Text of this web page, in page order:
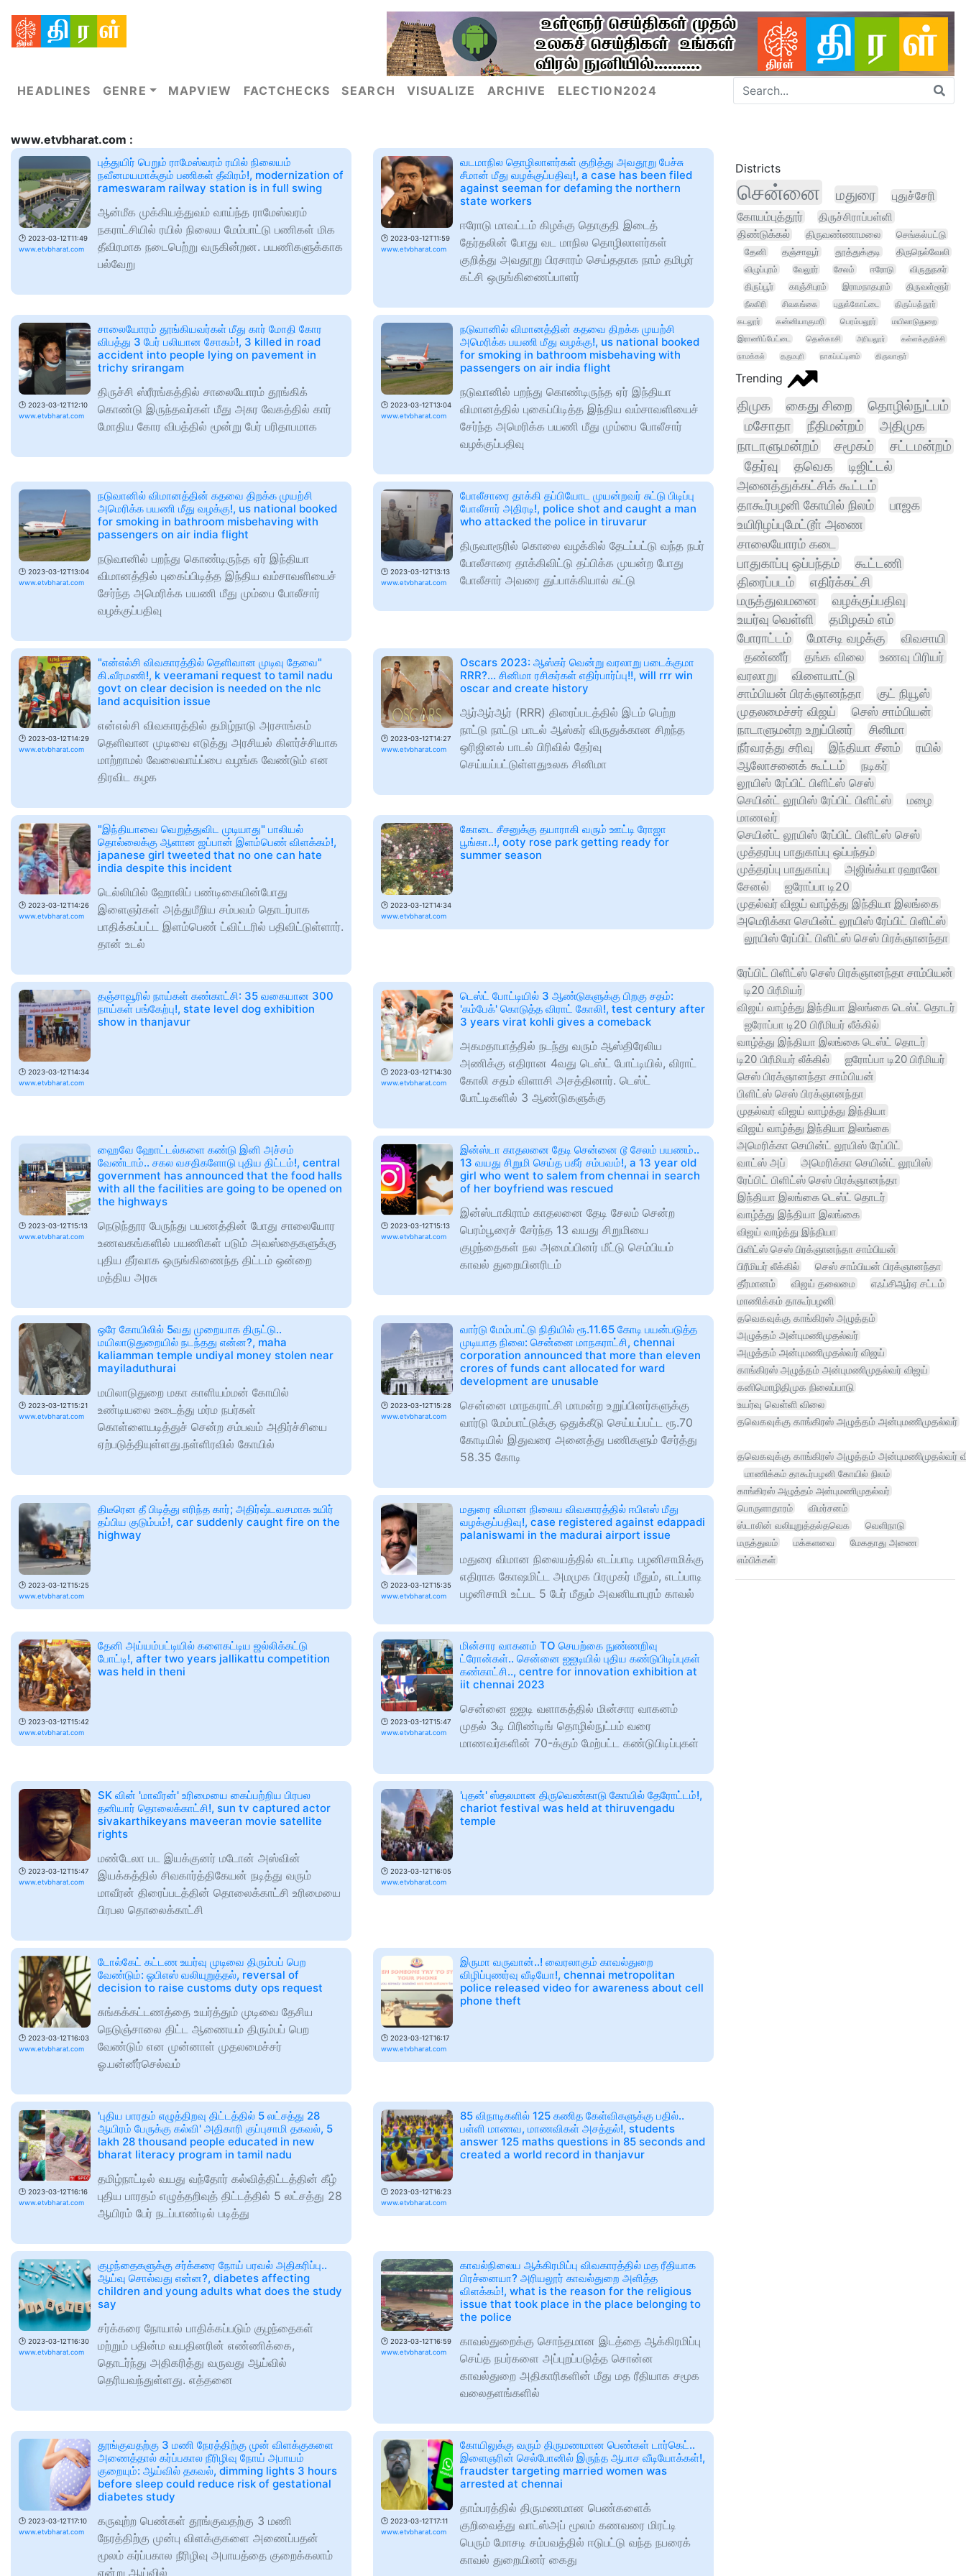
HEADLINES GENRE MAPVIEW FACTCHECKS SEARCH VISUALIZE ARCHIVE ELECTION2024
www.etvbharat.com :
🕑 2023-03-12T11:49
www.etvbharat.com
புத்துயிர் பெறும் ராமேஸ்வரம் ரயில் நிலையம்
நவீனமயமாக்கும் பணிகள் தீவிரம்!, modernization of
rameswaram railway station is in full swing
ஆன்மீக முக்கியத்துவம் வாய்ந்த ராமேஸ்வரம்
நகராட்சியில் ரயில் நிலைய மேம்பாட்டு பணிகள் மிக
தீவிரமாக நடைபெற்று வருகின்றன. பயணிகளுக்காக
பல்வேறு
🕑 2023-03-12T11:59
www.etvbharat.com
வடமாநில தொழிலாளர்கள் குறித்து அவதூறு பேச்சு
சீமான் மீது வழக்குப்பதிவு!, a case has been filed
against seeman for defaming the northern
state workers
ஈரோடு மாவட்டம் கிழக்கு தொகுதி இடைத்
தேர்தலின் போது வட மாநில தொழிலாளர்கள்
குறித்து அவதூறு பிரசாரம் செய்ததாக நாம் தமிழர்
கட்சி ஒருங்கிணைப்பாளர்
🕑 2023-03-12T12:10
www.etvbharat.com
சாலையோரம் தூங்கியவர்கள் மீது கார் மோதி கோர
விபத்து 3 பேர் பலியான சோகம்!, 3 killed in road
accident into people lying on pavement in
trichy srirangam
திருச்சி ஸ்ரீரங்கத்தில் சாலையோரம் தூங்கிக்
கொண்டு இருந்தவர்கள் மீது அசுர வேகத்தில் கார்
மோதிய கோர விபத்தில் மூன்று பேர் பரிதாபமாக
🕑 2023-03-12T13:04
www.etvbharat.com
நடுவானில் விமானத்தின் கதவை திறக்க முயற்சி
அமெரிக்க பயணி மீது வழக்கு!, us national booked
for smoking in bathroom misbehaving with
passengers on air india flight
நடுவானில் பறந்து கொண்டிருந்த ஏர் இந்தியா
விமானத்தில் புகைப்பிடித்த இந்திய வம்சாவளியைச்
சேர்ந்த அமெரிக்க பயணி மீது மும்பை போலீசார்
வழக்குப்பதிவு
🕑 2023-03-12T13:04
www.etvbharat.com
நடுவானில் விமானத்தின் கதவை திறக்க முயற்சி
அமெரிக்க பயணி மீது வழக்கு!, us national booked
for smoking in bathroom misbehaving with
passengers on air india flight
நடுவானில் பறந்து கொண்டிருந்த ஏர் இந்தியா
விமானத்தில் புகைப்பிடித்த இந்திய வம்சாவளியைச்
சேர்ந்த அமெரிக்க பயணி மீது மும்பை போலீசார்
வழக்குப்பதிவு
🕑 2023-03-12T13:13
www.etvbharat.com
போலீசாரை தாக்கி தப்பியோட முயன்றவர் சுட்டு பிடிப்பு
போலீசார் அதிரடி!, police shot and caught a man
who attacked the police in tiruvarur
திருவாரூரில் கொலை வழக்கில் தேடப்பட்டு வந்த நபர்
போலீசாரை தாக்கிவிட்டு தப்பிக்க முயன்ற போது
போலீசார் அவரை துப்பாக்கியால் சுட்டு
🕑 2023-03-12T14:29
www.etvbharat.com
"என்எல்சி விவகாரத்தில் தெளிவான முடிவு தேவை"
கி.வீரமணி!, k veeramani request to tamil nadu
govt on clear decision is needed on the nlc
land acquisition issue
என்எல்சி விவகாரத்தில் தமிழ்நாடு அரசாங்கம்
தெளிவான முடிவை எடுத்து அரசியல் கிளர்ச்சியாக
மாற்றாமல் வேலைவாய்ப்பை வழங்க வேண்டும் என
திரவிட கழக
🕑 2023-03-12T14:27
www.etvbharat.com
Oscars 2023: ஆஸ்கர் வென்று வரலாறு படைக்குமா
RRR?... சினிமா ரசிகர்கள் எதிர்பார்ப்பு!!, will rrr win
oscar and create history
ஆர்ஆர்ஆர் (RRR) திரைப்படத்தில் இடம் பெற்ற
நாட்டு நாட்டு பாடல் ஆஸ்கர் விருதுக்கான சிறந்த
ஒரிஜினல் பாடல் பிரிவில் தேர்வு
செய்யப்பட்டுள்ளதுஉலக சினிமா
🕑 2023-03-12T14:26
www.etvbharat.com
"இந்தியாவை வெறுத்துவிட முடியாது" பாலியல்
தொல்லைக்கு ஆளான ஜப்பான் இளம்பெண் விளக்கம்!,
japanese girl tweeted that no one can hate
india despite this incident
டெல்லியில் ஹோலிப் பண்டிகையின்போது
இளைஞர்கள் அத்துமீறிய சம்பவம் தொடர்பாக
பாதிக்கப்பட்ட இளம்பெண் ட்விட்டரில் பதிவிட்டுள்ளார்.
தான் உடல்
🕑 2023-03-12T14:34
www.etvbharat.com
கோடை சீசனுக்கு தயாராகி வரும் ஊட்டி ரோஜா
பூங்கா..!, ooty rose park getting ready for
summer season
🕑 2023-03-12T14:34
www.etvbharat.com
தஞ்சாவூரில் நாய்கள் கண்காட்சி: 35 வகையான 300
நாய்கள் பங்கேற்பு!, state level dog exhibition
show in thanjavur
🕑 2023-03-12T14:30
www.etvbharat.com
டெஸ்ட் போட்டியில் 3 ஆண்டுகளுக்கு பிறகு சதம்:
'கம்பேக்' கொடுத்த விராட் கோலி!, test century after
3 years virat kohli gives a comeback
அகமதாபாத்தில் நடந்து வரும் ஆஸ்திரேலிய
அணிக்கு எதிரான 4வது டெஸ்ட் போட்டியில், விராட்
கோலி சதம் விளாசி அசத்தினார். டெஸ்ட்
போட்டிகளில் 3 ஆண்டுகளுக்கு
🕑 2023-03-12T15:13
www.etvbharat.com
ஹைவே ஹோட்டல்களை கண்டு இனி அச்சம்
வேண்டாம்.. சகல வசதிகளோடு புதிய திட்டம்!, central
government has announced that the food halls
with all the facilities are going to be opened on
the highways
நெடுந்தூர பேருந்து பயணத்தின் போது சாலையோர
உணவகங்களில் பயணிகள் படும் அவஸ்தைகளுக்கு
புதிய தீர்வாக ஒருங்கிணைந்த திட்டம் ஒன்றை
மத்திய அரசு
🕑 2023-03-12T15:13
www.etvbharat.com
இன்ஸ்டா காதலனை தேடி சென்னை டூ சேலம் பயணம்..
13 வயது சிறுமி செய்த பகீர் சம்பவம்!, a 13 year old
girl who went to salem from chennai in search
of her boyfriend was rescued
இன்ஸ்டாகிராம் காதலனை தேடி சேலம் சென்ற
பெரம்பூரைச் சேர்ந்த 13 வயது சிறுமியை
குழந்தைகள் நல அமைப்பினர் மீட்டு செம்பியம்
காவல் துறையினரிடம்
🕑 2023-03-12T15:21
www.etvbharat.com
ஒரே கோயிலில் 5வது முறையாக திருட்டு..
மயிலாடுதுறையில் நடந்தது என்ன?, maha
kaliamman temple undiyal money stolen near
mayiladuthurai
மயிலாடுதுறை மகா காளியம்மன் கோயில்
உண்டியலை உடைத்து மர்ம நபர்கள்
கொள்ளையடித்துச் சென்ற சம்பவம் அதிர்ச்சியை
ஏற்படுத்தியுள்ளது.நள்ளிரவில் கோயில்
🕑 2023-03-12T15:28
www.etvbharat.com
வார்டு மேம்பாட்டு நிதியில் ரூ.11.65 கோடி பயன்படுத்த
முடியாத நிலை: சென்னை மாநகராட்சி, chennai
corporation announced that more than eleven
crores of funds cant allocated for ward
development are unusable
சென்னை மாநகராட்சி மாமன்ற உறுப்பினர்களுக்கு
வார்டு மேம்பாட்டுக்கு ஒதுக்கீடு செய்யப்பட்ட ரூ.70
கோடியில் இதுவரை அனைத்து பணிகளும் சேர்த்து
58.35 கோடி
🕑 2023-03-12T15:25
www.etvbharat.com
திடீரென தீ பிடித்து எரிந்த கார்; அதிர்ஷ்டவசமாக உயிர்
தப்பிய குடும்பம்!, car suddenly caught fire on the
highway
🕑 2023-03-12T15:35
www.etvbharat.com
மதுரை விமான நிலைய விவகாரத்தில் ஈபிஎஸ் மீது
வழக்குப்பதிவு!, case registered against edappadi
palaniswami in the madurai airport issue
மதுரை விமான நிலையத்தில் எடப்பாடி பழனிசாமிக்கு
எதிராக கோஷமிட்ட அமமுக பிரமுகர் மீதும், எடப்பாடி
பழனிசாமி உட்பட 5 பேர் மீதும் அவனியாபுரம் காவல்
🕑 2023-03-12T15:42
www.etvbharat.com
தேனி அய்யம்பட்டியில் களைகட்டிய ஜல்லிக்கட்டு
போட்டி!, after two years jallikattu competition
was held in theni
🕑 2023-03-12T15:47
www.etvbharat.com
மின்சார வாகனம் TO செயற்கை நுண்ணறிவு
ட்ரோன்கள்.. சென்னை ஐஐடியில் புதிய கண்டுபிடிப்புகள்
கண்காட்சி.., centre for innovation exhibition at
iit chennai 2023
சென்னை ஐஐடி வளாகத்தில் மின்சார வாகனம்
முதல் 3டி பிரிண்டிங் தொழில்நுட்பம் வரை
மாணவர்களின் 70-க்கும் மேற்பட்ட கண்டுபிடிப்புகள்
🕑 2023-03-12T15:47
www.etvbharat.com
SK வின் 'மாவீரன்' உரிமையை கைப்பற்றிய பிரபல
தனியார் தொலைக்காட்சி!, sun tv captured actor
sivakarthikeyans maveeran movie satellite
rights
மண்டேலா பட இயக்குனர் மடோன் அஸ்வின்
இயக்கத்தில் சிவகார்த்திகேயன் நடித்து வரும்
மாவீரன் திரைப்படத்தின் தொலைக்காட்சி உரிமையை
பிரபல தொலைக்காட்சி
🕑 2023-03-12T16:05
www.etvbharat.com
'புதன்' ஸ்தலமான திருவெண்காடு கோயில் தேரோட்டம்!,
chariot festival was held at thiruvengadu
temple
🕑 2023-03-12T16:03
www.etvbharat.com
டோல்கேட் கட்டண உயர்வு முடிவை திரும்பப் பெற
வேண்டும்: ஓபிஎஸ் வலியுறுத்தல், reversal of
decision to raise customs duty ops request
சுங்கக்கட்டணத்தை உயர்த்தும் முடிவை தேசிய
நெடுஞ்சாலை திட்ட ஆணையம் திரும்பப் பெற
வேண்டும் என முன்னாள் முதலமைச்சர்
ஓ.பன்னீர்செல்வம்
🕑 2023-03-12T16:17
www.etvbharat.com
இருமா வருவான்..! வைரலாகும் காவல்துறை
விழிப்புணர்வு வீடியோ!, chennai metropolitan
police released video for awareness about cell
phone theft
🕑 2023-03-12T16:16
www.etvbharat.com
'புதிய பாரதம் எழுத்திறவு திட்டத்தில் 5 லட்சத்து 28
ஆயிரம் பேருக்கு கல்வி' அதிகாரி குப்புசாமி தகவல், 5
lakh 28 thousand people educated in new
bharat literacy program in tamil nadu
தமிழ்நாட்டில் வயது வந்தோர் கல்வித்திட்டத்தின் கீழ்
புதிய பாரதம் எழுத்தறிவுத் திட்டத்தில் 5 லட்சத்து 28
ஆயிரம் பேர் நடப்பாண்டில் படித்து
🕑 2023-03-12T16:23
www.etvbharat.com
85 விநாடிகளில் 125 கணித கேள்விகளுக்கு பதில்..
பள்ளி மாணவ, மாணவிகள் அசத்தல்!, students
answer 125 maths questions in 85 seconds and
created a world record in thanjavur
🕑 2023-03-12T16:30
www.etvbharat.com
குழந்தைகளுக்கு சர்க்கரை நோய் பரவல் அதிகரிப்பு..
ஆய்வு சொல்வது என்ன?, diabetes affecting
children and young adults what does the study
say
சர்க்கரை நோயால் பாதிக்கப்படும் குழந்தைகள்
மற்றும் பதின்ம வயதினரின் எண்ணிக்கை,
தொடர்ந்து அதிகரித்து வருவது ஆய்வில்
தெரியவந்துள்ளது. எத்தனை
🕑 2023-03-12T16:59
www.etvbharat.com
காவல்நிலைய ஆக்கிரமிப்பு விவகாரத்தில் மத ரீதியாக
பிரச்னையா? அரியலூர் காவல்துறை அளித்த
விளக்கம்!, what is the reason for the religious
issue that took place in the place belonging to
the police
காவல்துறைக்கு சொந்தமான இடத்தை ஆக்கிரமிப்பு
செய்த நபர்களை அப்புறப்படுத்த சொன்ன
காவல்துறை அதிகாரிகளின் மீது மத ரீதியாக சமூக
வலைதளங்களில்
🕑 2023-03-12T17:10
www.etvbharat.com
தூங்குவதற்கு 3 மணி நேரத்திற்கு முன் விளக்குகளை
அணைத்தால் கர்ப்பகால நீரிழிவு நோய் அபாயம்
குறையும்: ஆய்வில் தகவல், dimming lights 3 hours
before sleep could reduce risk of gestational
diabetes study
கருவுற்ற பெண்கள் தூங்குவதற்கு 3 மணி
நேரத்திற்கு முன்பு விளக்குகளை அணைப்பதன்
மூலம் கர்ப்பகால நீரிழிவு அபாயத்தை குறைக்கலாம்
என்று ஆய்வில்
🕑 2023-03-12T17:11
www.etvbharat.com
கோயிலுக்கு வரும் திருமணமான பெண்கள் டார்கெட்..
இளைஞரின் செல்போனில் இருந்த ஆபாச வீடியோக்கள்!,
fraudster targeting married women was
arrested at chennai
தாம்பரத்தில் திருமணமான பெண்களைக்
குறிவைத்து வாட்ஸ்அப் மூலம் கணவரை மிரட்டி
பெரும் மோசடி சம்பவத்தில் ஈடுபட்டு வந்த நபரைக்
காவல் துறையினர் கைது
Districts
சென்னை மதுரை
புதுச்சேரி
கோயம்புத்தூர்
திருச்சிராப்பள்ளி
திண்டுக்கல் திருவண்ணாமலை
செங்கல்பட்டு
தேனி
தஞ்சாவூர் தூத்துக்குடி
திருநெல்வேலி
விழுப்புரம்
வேலூர் சேலம் ஈரோடு
விருதுநகர்
திருப்பூர்
காஞ்சிபுரம் இராமநாதபுரம்
திருவள்ளூர்
நீலகிரி
சிவகங்கை புதுக்கோட்டை
திருப்பத்தூர்
கடலூர்
கன்னியாகுமரி பெரம்பலூர் மயிலாடுதுறை
இராணிப்பேட்டை தென்காசி அரியலூர்
கள்ளக்குறிச்சி
நாமக்கல்
தருமபுரி நாகப்பட்டினம் திருவாரூர்
Trending
திமுக கைது சிறை
தொழில்நுட்பம்
மசோதா
நீதிமன்றம்
அதிமுக
நாடாளுமன்றம்
சமூகம் சட்டமன்றம்
தேர்வு தவெக
டிஜிட்டல்
அனைத்துக்கட்சிக் கூட்டம்
தாகூர்பழனி கோயில் நிலம்
பாஜக
உயிரிழப்புமேட்டூா் அணை
சாலையோரம் கடை
பாதுகாப்பு ஒப்பந்தம்
கூட்டணி
திரைப்படம்
எதிர்க்கட்சி
மருத்துவமனை
வழக்குப்பதிவு
உயர்வு வெள்ளி
தமிழகம் எம்
போராட்டம்
மோசடி வழக்கு
விவசாயி
தண்ணீர்
தங்க விலை
உணவு பிரியர்
வரலாறு
விளையாட்டு
சாம்பியன் பிரக்ஞானந்தா
குட் நியூஸ்
முதலமைச்சர் விஜய்
செஸ் சாம்பியன்
நாடாளுமன்ற உறுப்பினர்
சினிமா
நீர்வரத்து சரிவு
இந்தியா சீனம்
ரயில்
ஆலோசனைக் கூட்டம்
நடிகர்
லூயிஸ் ரேப்பிட் பிளிட்ஸ் செஸ்
செயின்ட் லூயிஸ் ரேப்பிட் பிளிட்ஸ்
மழை
மாணவர்
செயின்ட் லூயிஸ் ரேப்பிட் பிளிட்ஸ் செஸ்
முத்தரப்பு பாதுகாப்பு ஒப்பந்தம்
முத்தரப்பு பாதுகாப்பு
அஜிங்க்யா ரஹானே
சேனல்
ஐரோப்பா டி20
முதல்வர் விஜய் வாழ்த்து இந்தியா இலங்கை
அமெரிக்கா செயின்ட் லூயிஸ் ரேப்பிட் பிளிட்ஸ்
லூயிஸ் ரேப்பிட் பிளிட்ஸ் செஸ் பிரக்ஞானந்தா
ரேப்பிட் பிளிட்ஸ் செஸ் பிரக்ஞானந்தா சாம்பியன்
டி20 பிரீமியர்
விஜய் வாழ்த்து இந்தியா இலங்கை டெஸ்ட் தொடர்
ஐரோப்பா டி20 பிரீமியர் லீக்கில்
வாழ்த்து இந்தியா இலங்கை டெஸ்ட் தொடர்
டி20 பிரீமியர் லீக்கில்
ஐரோப்பா டி20 பிரீமியர்
செஸ் பிரக்ஞானந்தா சாம்பியன்
பிளிட்ஸ் செஸ் பிரக்ஞானந்தா
முதல்வர் விஜய் வாழ்த்து இந்தியா
விஜய் வாழ்த்து இந்தியா இலங்கை
அமெரிக்கா செயின்ட் லூயிஸ் ரேப்பிட்
வாட்ஸ் அப்
அமெரிக்கா செயின்ட் லூயிஸ்
ரேப்பிட் பிளிட்ஸ் செஸ் பிரக்ஞானந்தா
இந்தியா இலங்கை டெஸ்ட் தொடர்
வாழ்த்து இந்தியா இலங்கை
விஜய் வாழ்த்து இந்தியா
பிளிட்ஸ் செஸ் பிரக்ஞானந்தா சாம்பியன்
பிரீமியர் லீக்கில்
செஸ் சாம்பியன் பிரக்ஞானந்தா
தீர்மானம்
விஜய் தலைமை
எஃப்சிஆர்ஏ சட்டம்
மாணிக்கம் தாகூர்பழனி
தவெகவுக்கு காங்கிரஸ் அழுத்தம்
அழுத்தம் அன்புமணிமுதல்வர்
அழுத்தம் அன்புமணிமுதல்வர் விஜய்
காங்கிரஸ் அழுத்தம் அன்புமணிமுதல்வர் விஜய்
கனிமொழிதிமுக நிலைப்பாடு
உயர்வு வெள்ளி விலை
தவெகவுக்கு காங்கிரஸ் அழுத்தம் அன்புமணிமுதல்வர்
தவெகவுக்கு காங்கிரஸ் அழுத்தம் அன்புமணிமுதல்வர்
மாணிக்கம் தாகூர்பழனி கோயில் நிலம்
காங்கிரஸ் அழுத்தம் அன்புமணிமுதல்வர்
பொருளாதாரம்
விமர்சனம்
ஸ்டாலின் வலியுறுத்தல்தவெக
வெளிநாடு
மருத்துவம்
மக்களவை மேகதாது அணை
எம்பிக்கள்